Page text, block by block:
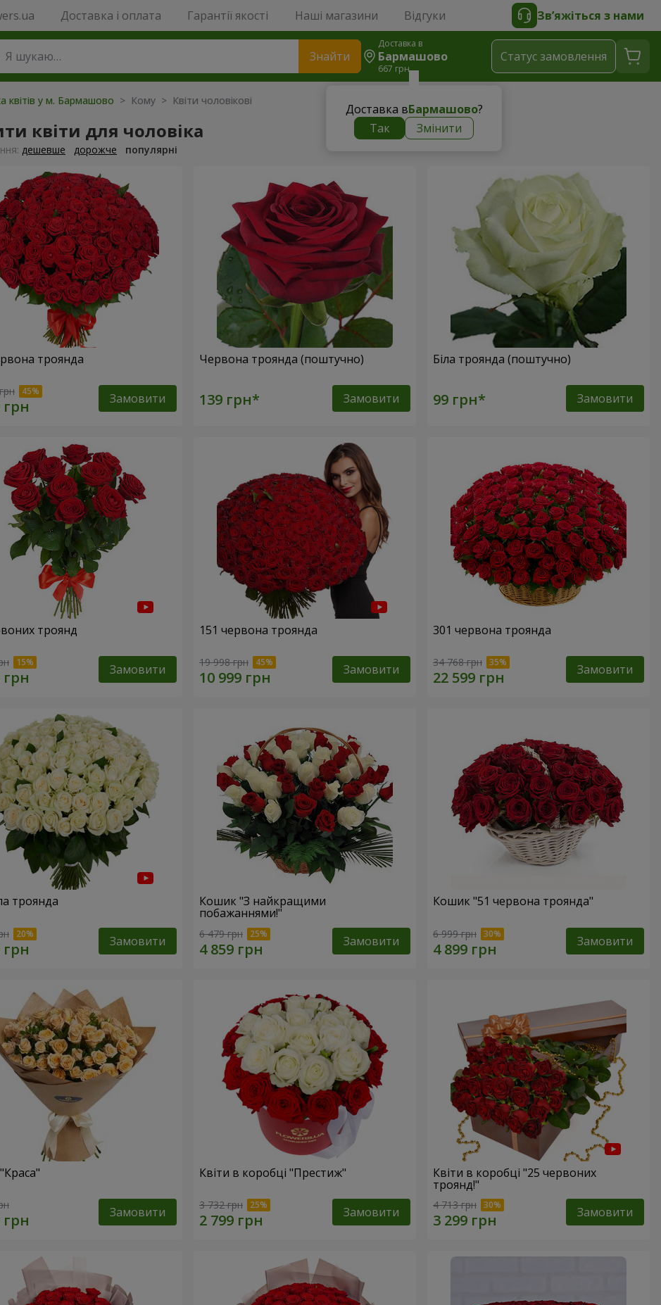
Доставка і оплата Гарантії якості Наші магазини Відгуки Зв’яжіться з нами
Знайти
Доставка в
Бармашово
667 грн
Доставка вБармашово?
Так
Змінити
Статус замовлення
квітів у м. Бармашово > Кому > Квіти чоловікові
квіти для чоловіка
дешевше дорожче популярні
троянда
Замовити
Червона троянда (поштучно)
Замовити
Біла троянда (поштучно)
Замовити
троянд
Замовити
151 червона троянда
19 998 грн Замовити
301 червона троянда
34 768 грн Замовити
троянда
Замовити
Кошик "З найкращими
побажаннями!"
6 479 грн Замовити
Кошик "51 червона троянда"
6 999 грн Замовити
Замовити
Квіти в коробці "Престиж"
3 732 грн Замовити
Квіти в коробці "25 червоних
троянд!"
4 713 грн Замовити